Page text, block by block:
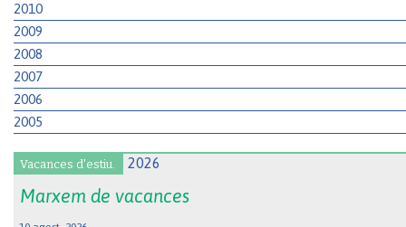
2010
2009
2008
2007
2006
2005
Vacances d'estiu.
Marxem de vacances